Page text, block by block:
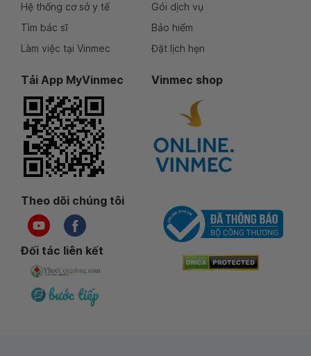
Hệ thống cơ sở y tế
Tìm bác sĩ
Làm việc tại Vinmec
Gói dịch vụ
Bảo hiểm
Đặt lịch hẹn
Tải App MyVinmec Vinmec shop
Theo dõi chúng tôi
Đối tác liên kết